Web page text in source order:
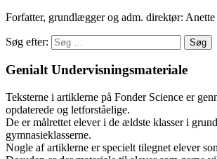
Forfatter, grundlægger og adm. direktør:
Søg efter:
Genialt Undervisningsmateriale
Teksterne i artiklerne på Fonder Science er
opdaterede og letforståelige.
De er målrettet elever i de ældste klasser i
gymnasieklasserne.
Nogle af artiklerne er specielt tilegnet elever